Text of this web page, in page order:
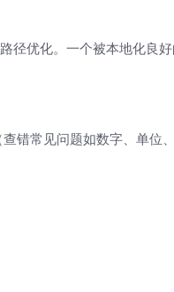
径优化。一个被本地化良
错常见问题如数字、单位